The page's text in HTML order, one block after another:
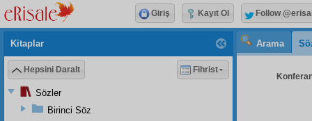
Arama
Kitaplar
Hepsini Daralt Fihrist
Sözler
Birinci Söz
Giriş Kayıt Ol Follow